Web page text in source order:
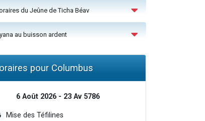
du Jeûne de Ticha Béav
au buisson ardent
pour Columbus
6 Août 2026 - 23 Av 5786
Mise des Téfilines